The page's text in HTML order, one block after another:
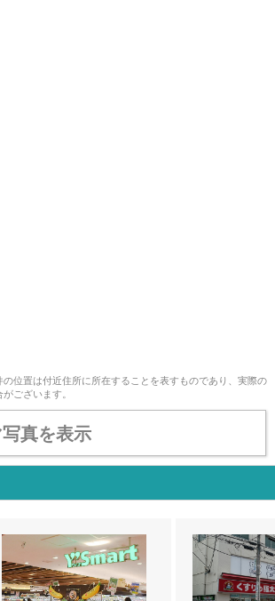
位置は付近住所に所在することを表すものであり、実際の
ございます。
真を表示